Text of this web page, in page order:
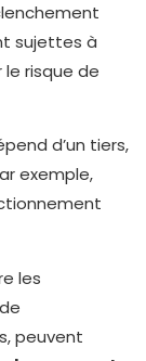
sujettes à
le risque de
d’un tiers,
exemple,
les
peuvent